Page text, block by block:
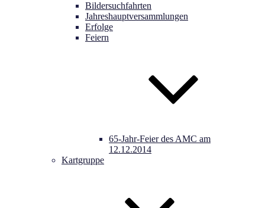
Bildersuchfahrten
Jahreshauptversammlungen
Erfolge
Feiern
65-Jahr-Feier des AMC am
12.12.2014
Kartgruppe